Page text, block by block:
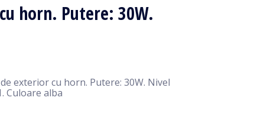
horn. Putere: 30W.
exterior cu horn. Putere: 30W. Nivel
Culoare alba